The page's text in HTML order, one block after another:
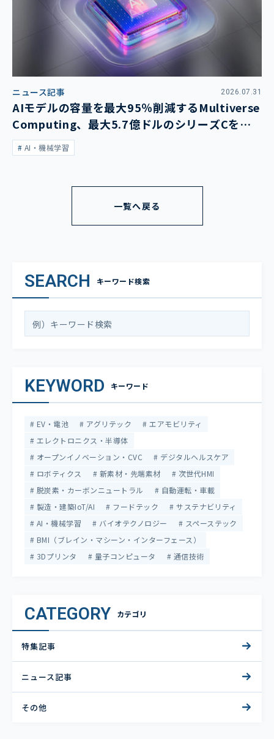
ニュース記事 2026.07.31
AIモデルの容量を最大95％削減するMultiverse
Computing、最大5.7億ドルのシリーズCを発
表AI・機械学習
一覧へ戻る
SEARCH キーワード検索
KEYWORD キーワード
EV・電池 アグリテック
エアモビリティ
エレクトロニクス・半導体
オープンイノベーション・CVC
デジタルヘルスケア
ロボティクス
新素材・先端素材
次世代HMI
脱炭素・カーボンニュートラル
自動運転・車載
製造・建築IoT/AI
フードテック
サステナビリティ
AI・機械学習
バイオテクノロジー
スペーステック
BMI（ブレイン・マシーン・インターフェース）
3Dプリンタ
量子コンピュータ 通信技術
CATEGORY カテゴリ
特集記事
ニュース記事
その他